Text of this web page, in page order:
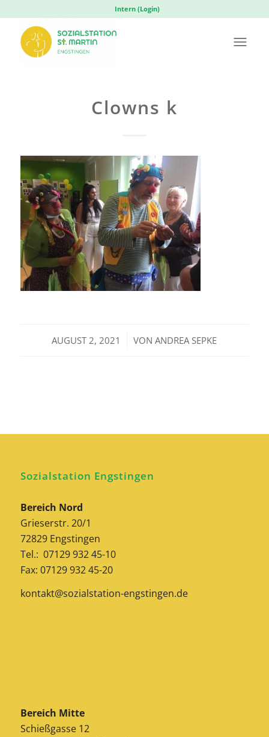
Intern (Login)
Clowns k
AUGUST 2, 2021
/ VONANDREA SEPKE
Sozialstation Engstingen
Bereich Nord
Grieserstr. 20/1
72829 Engstingen
Tel.: 07129 932 45-10
Fax: 07129 932 45-20
kontakt@sozialstation-engstingen.de
Bereich Mitte
Schießgasse 12